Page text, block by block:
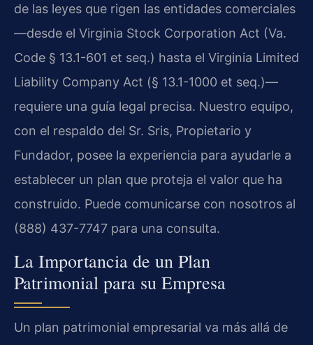
de las leyes que rigen las entidades comerciales
—desde el Virginia Stock Corporation Act (Va.
Code § 13.1-601 et seq.) hasta el Virginia Limited
Liability Company Act (§ 13.1-1000 et seq.)—
requiere una guía legal precisa. Nuestro equipo,
con el respaldo del Sr. Sris, Propietario y
Fundador, posee la experiencia para ayudarle a
establecer un plan que proteja el valor que ha
construido. Puede comunicarse con nosotros al
(888) 437-7747 para una consulta.
La Importancia de un Plan
Patrimonial para su Empresa
Un plan patrimonial empresarial va más allá de